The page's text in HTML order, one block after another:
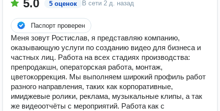
5.0 5 оценок В сети 2 д. назад
Паспорт проверен
Меня зовут Ростислав, я представляю компанию,
оказывающую услуги по созданию видео для бизнеса и
частных лиц. Работа на всех стадиях производства:
препродакшн, операторская работа, монтаж,
цветокоррекция. Мы выполняем широкий профиль работ
разного направления, таких как корпоративные,
имиджевые ролики, реклама, музыкальные клипы, а так
же видеоотчёты с мероприятий. Работа как с